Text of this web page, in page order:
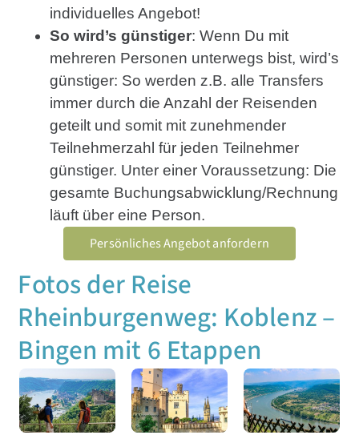
individuelles Angebot!
So wird’s günstiger: Wenn Du mit
mehreren Personen unterwegs bist, wird’s
günstiger: So werden z.B. alle Transfers
immer durch die Anzahl der Reisenden
geteilt und somit mit zunehmender
Teilnehmerzahl für jeden Teilnehmer
günstiger. Unter einer Voraussetzung: Die
gesamte Buchungsabwicklung/Rechnung
läuft über eine Person.
Persönliches Angebot anfordern
Fotos der Reise
Rheinburgenweg: Koblenz –
Bingen mit 6 Etappen